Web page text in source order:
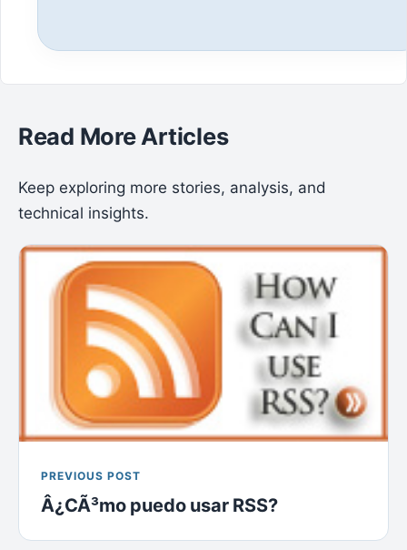
Read More Articles
Keep exploring more stories, analysis, and
technical insights.
PREVIOUS POST
Â¿CÃ³mo puedo usar RSS?